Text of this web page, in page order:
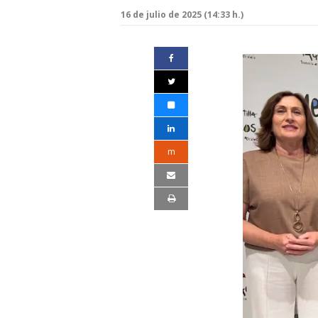
16 de julio de 2025 (14:33 h.)
m